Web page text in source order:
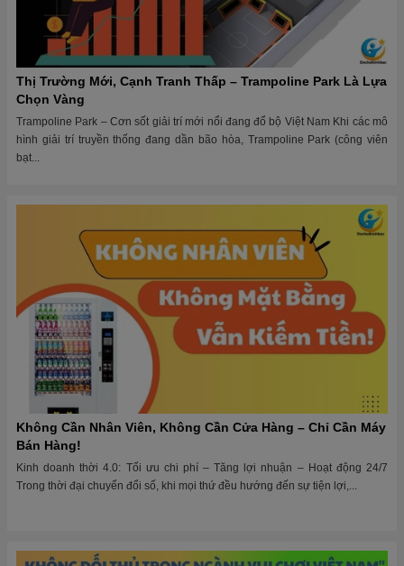
Thị Trường Mới, Cạnh Tranh Thấp – Trampoline Park Là Lựa
Chọn Vàng
Trampoline Park – Cơn sốt giải trí mới nổi đang đổ bộ Việt Nam Khi các mô
hình giải trí truyền thống đang dần bão hòa, Trampoline Park (công viên
bạt...
Không Cần Nhân Viên, Không Cần Cửa Hàng – Chỉ Cần Máy
Bán Hàng!
Kinh doanh thời 4.0: Tối ưu chi phí – Tăng lợi nhuận – Hoạt động 24/7
Trong thời đại chuyển đổi số, khi mọi thứ đều hướng đến sự tiện lợi,...